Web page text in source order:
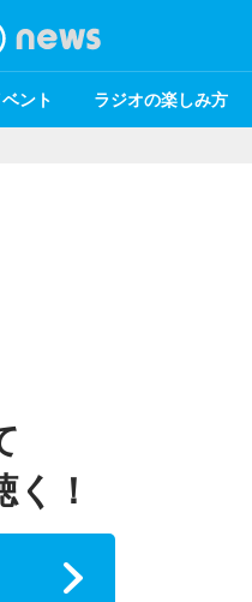
ント ラジオの楽しみ方
く！